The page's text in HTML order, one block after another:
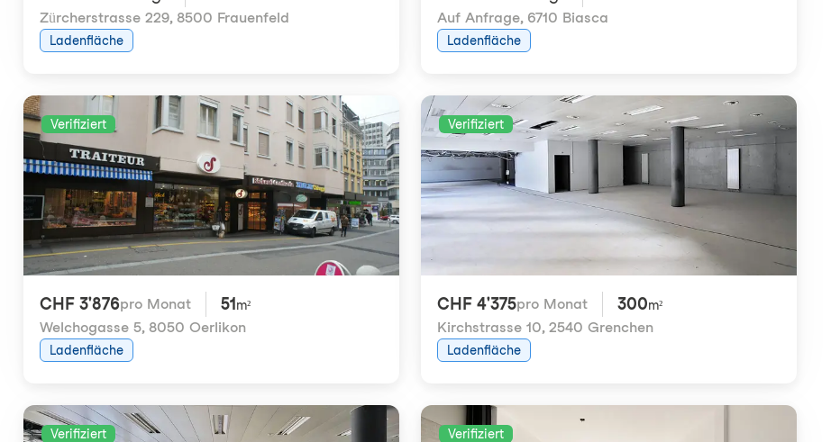
Zürcherstrasse 229, 8500 Frauenfeld
Ladenfläche
Auf Anfrage, 6710 Biasca
Ladenfläche
Verifiziert
CHF 3'876pro Monat 51 m²
Welchogasse 5, 8050 Oerlikon
Ladenfläche
Verifiziert
CHF 4'375pro Monat 300m²
Kirchstrasse 10, 2540 Grenchen
Ladenfläche
Verifiziert Verifiziert